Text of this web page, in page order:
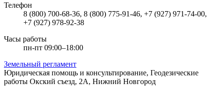
Телефон
8 (800) 700-68-36, 8 (800) 775-91-46, +7 (927) 971-74-00,
+7 (927) 978-92-38
Часы работы
пн-пт 09:00–18:00
Земельный регламент
Юридическая помощь и консультирование, Геодезические
работы Окский съезд, 2А, Нижний Новгород